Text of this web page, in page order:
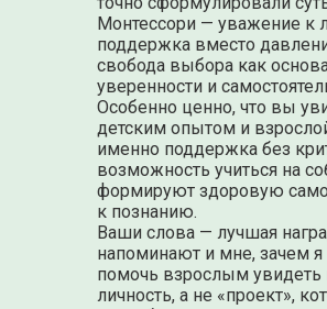
Монтессори — уважение к
поддержка вместо
свобода выбора как
уверенности и
Особенно ценно, что вы
детским опытом и
именно поддержка без
возможность учиться на
формируют здоровую
к познанию.
Ваши слова — лучшая
напоминают и мне, зачем
помочь взрослым увидеть
личность, а не «проект»,